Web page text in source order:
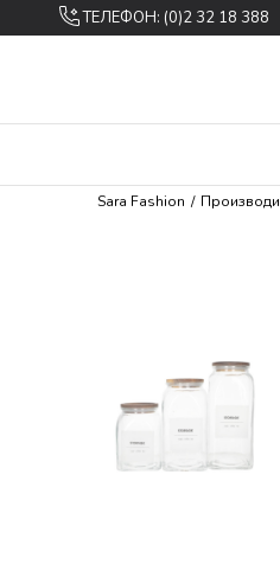
ТЕЛЕФОН: (0)2 32 18 388
Sara Fashion Производи